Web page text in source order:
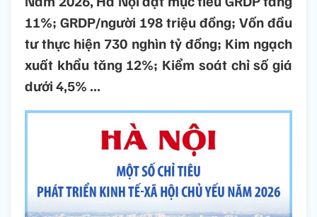
11%; GRDP/người 198 triệu đồng; Vốn đầu
tư thực hiện 730 nghìn tỷ đồng; Kim ngạch
xuất khẩu tăng 12%; Kiểm soát chỉ số giá
dưới 4,5% ...